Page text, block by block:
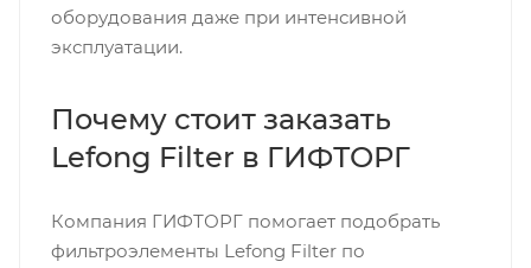
оборудования даже при интенсивной
эксплуатации.
Почему стоит заказать
Lefong Filter в ГИФТОРГ
Компания ГИФТОРГ помогает подобрать
фильтроэлементы Lefong Filter по